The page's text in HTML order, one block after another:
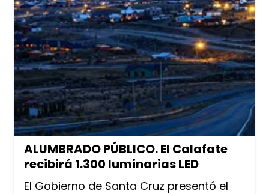
ALUMBRADO PÚBLICO. El Calafate
recibirá 1.300 luminarias LED
El Gobierno de Santa Cruz presentó el